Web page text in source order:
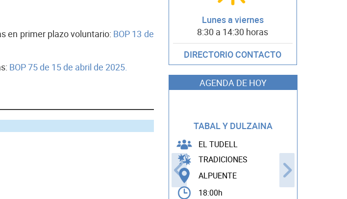
en primer plazo voluntario: BOP 13 de
BOP 75 de 15 de abril de 2025.
Lunes a viernes
8:30 a 14:30 horas
DIRECTORIO CONTACTO
AGENDA DE HOY
TABAL Y DULZAINA
EL TUDELL
TRADICIONES
ALPUENTE
18:00h